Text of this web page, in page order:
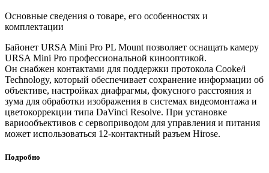
Основные сведения о товаре, его особенностях и
комплектации
Байонет URSA Mini Pro PL Mount позволяет оснащать камеру
URSA Mini Pro профессиональной кинооптикой.
Он снабжен контактами для поддержки протокола Cooke/i
Technology, который обеспечивает сохранение информации об
объективе, настройках диафрагмы, фокусного расстояния и
зума для обработки изображения в системах видеомонтажа и
цветокоррекции типа DaVinci Resolve. При установке
вариообъективов с сервоприводом для управления и питания
может использоваться 12-контактный разъем Hirose.
Подробно